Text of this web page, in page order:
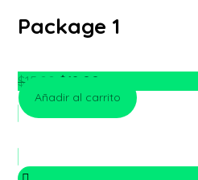
Package 1
$15.00 $ 12.00
Añadir al carrito